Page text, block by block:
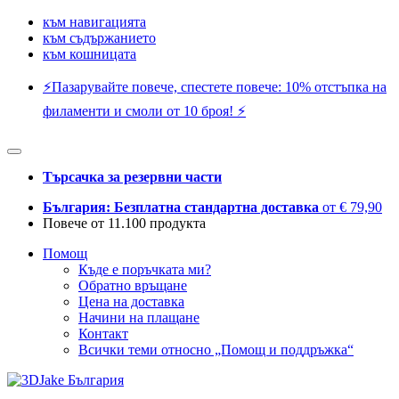
към навигацията
към съдържанието
към кошницата
⚡️Пазарувайте повече, спестете повече: 10% отстъпка на
филаменти и смоли от 10 броя! ⚡️
Търсачка за резервни части
България: Безплатна стандартна доставка от € 79,90
Повече от 11.100 продукта
Помощ
Къде е поръчката ми?
Обратно връщане
Цена на доставка
Начини на плащане
Контакт
Всички теми относно „Помощ и поддръжка“